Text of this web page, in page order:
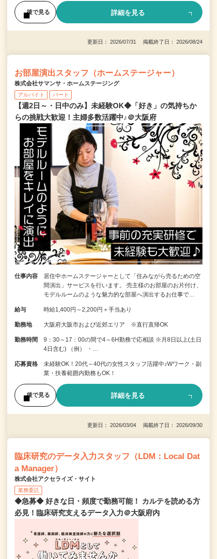
後で見る 詳細を見る
更新日： 2026/07/31 掲載終了日： 2026/08/24
お部屋演出スタッフ（ホームステージャー）
株式会社サマンサ・ホームステージング
アルバイト パート
【週2日～・日中のみ】未経験OK◆「好き」の気持ちか
らの挑戦大歓迎！主婦多数活躍中♪＠大阪府
仕事内容
居住中ホームステージャーとして「住みながら売るための空
間演出」サービスを行います。 売主様のお部屋のお片付け、
モデルルームのような魅力的な部屋へ演出するお仕事で…
給与 時給1,400円～2,200円＋手当あり
勤務地 大阪府大阪市および近郊エリア ※直行直帰OK
勤務時間
9：30～17：00の間で4～6H勤務で応相談 ※月8日以上(土日
4日含む) （例） ・…
応募資格
未経験OK！20代～40代の女性スタッフ活躍中♪Wワーク・副
業・扶養範囲内勤務もOK！
後で見る 詳細を見る
更新日： 2026/03/04 掲載終了日： 2026/09/30
臨床研究のデータ入力スタッフ（LDM：Local Dat
a Manager）
株式会社アクセライズ・サイト
業務委託
◆急募◆ 好きな日・頻度で勤務可能！ カルテを読める方
必見！臨床研究支えるデータ入力＠大阪府内